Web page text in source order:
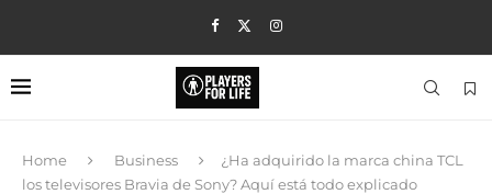
Home Business
¿Ha adquirido la marca china TCL
los televisores Bravia de Sony? Aquí está todo explicado